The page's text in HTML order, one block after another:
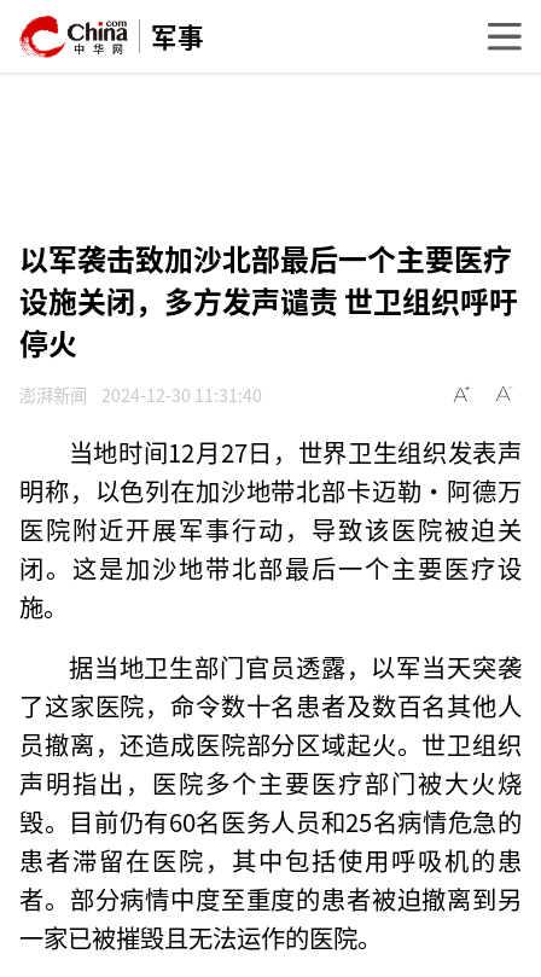
军事
以军袭击致加沙北部最后一个主要医疗
设施关闭，多方发声谴责 世卫组织呼吁
停火
澎湃新闻 2024-12-30 11:31:40
当地时间12月27日，世界卫生组织发表声
明称，以色列在加沙地带北部卡迈勒·阿德万
医院附近开展军事行动，导致该医院被迫关
闭。这是加沙地带北部最后一个主要医疗设
施。
据当地卫生部门官员透露，以军当天突袭
了这家医院，命令数十名患者及数百名其他人
员撤离，还造成医院部分区域起火。世卫组织
声明指出，医院多个主要医疗部门被大火烧
毁。目前仍有60名医务人员和25名病情危急的
患者滞留在医院，其中包括使用呼吸机的患
者。部分病情中度至重度的患者被迫撤离到另
一家已被摧毁且无法运作的医院。